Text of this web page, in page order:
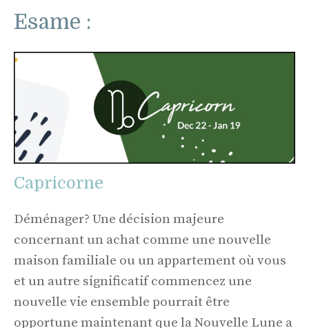
Esame :
Capricorne
Déménager? Une décision majeure
concernant un achat comme une nouvelle
maison familiale ou un appartement où vous
et un autre significatif commencez une
nouvelle vie ensemble pourrait être
opportune maintenant que la Nouvelle Lune a